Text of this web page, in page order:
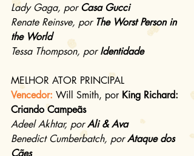
Lady Gaga, por Casa Gucci
Renate Reinsve, por The Worst Person in
the World
Tessa Thompson, por Identidade
MELHOR ATOR PRINCIPAL
Vencedor: Will Smith, por King Richard:
Criando Campeãs
Adeel Akhtar, por Ali & Ava
Benedict Cumberbatch, por Ataque dos
Cães